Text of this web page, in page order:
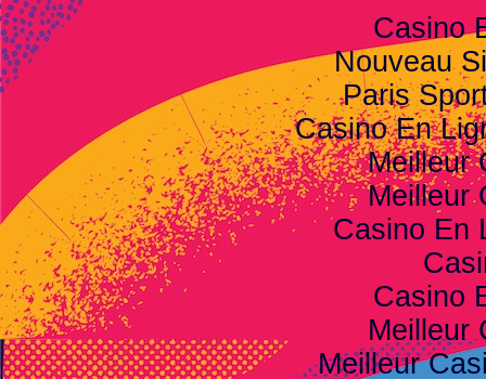
Casino
Nouveau
Paris
Casino En
Meilleur
Meilleur
Casino En
Casino
Meilleur
Meilleur